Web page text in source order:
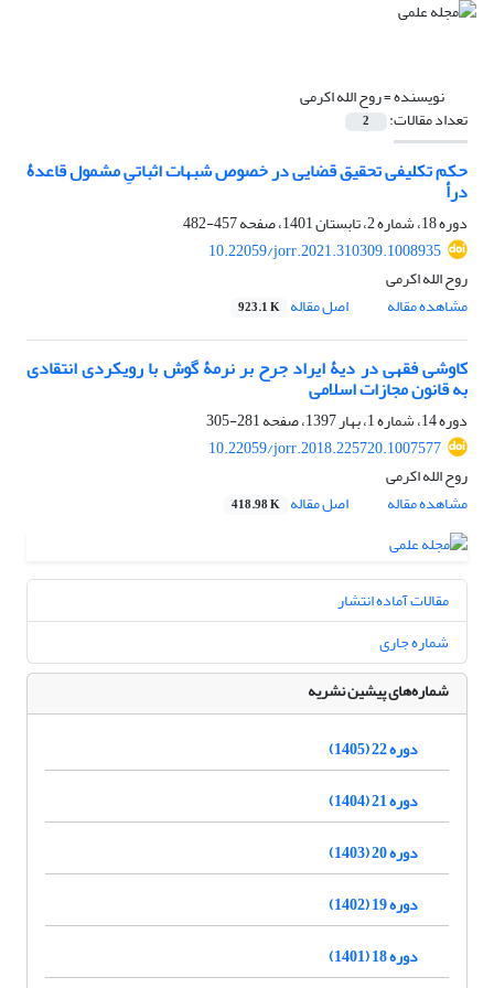
نویسنده =روح الله اکرمی
تعداد مقالات: 2
حکم تکلیفی تحقیق قضایی در خصوص شبهات اثباتیِ مشمول قاعدۀ
درأ
دوره 18، شماره 2، تابستان 1401، صفحه
457-482
10.22059/jorr.2021.310309.1008935
روح الله اکرمی
مشاهده مقاله
اصل مقاله 923.1 K
کاوشی فقهی در دیۀ ایراد جرح بر نرمۀ گوش با رویکردی انتقادی
به قانون مجازات اسلامی
دوره 14، شماره 1، بهار 1397، صفحه
281-305
10.22059/jorr.2018.225720.1007577
روح الله اکرمی
مشاهده مقاله
اصل مقاله 418.98 K
مقالات آماده انتشار
شماره جاری
شماره‌های پیشین نشریه
دوره 22 (1405)
دوره 21 (1404)
دوره 20 (1403)
دوره 19 (1402)
دوره 18 (1401)